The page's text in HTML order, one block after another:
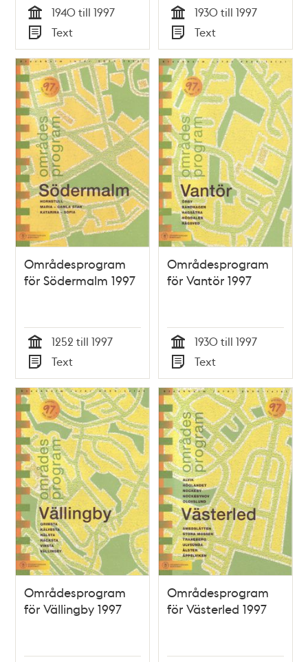
Tid
1940 till 1997
Typ
Text Tid
1930 till 1997
Typ
Text
Områdesprogram
för Södermalm 1997
Tid
1252 till 1997
Typ
Text
Områdesprogram
för Vantör 1997
Tid
1930 till 1997
Typ
Text
Områdesprogram
för Vällingby 1997
Områdesprogram
för Västerled 1997